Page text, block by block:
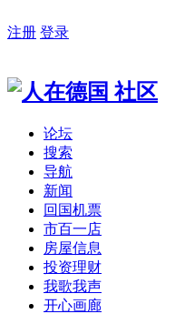
注册 登录
论坛
搜索
导航
新闻
回国机票
市百一店
房屋信息
投资理财
我歌我声
开心画廊